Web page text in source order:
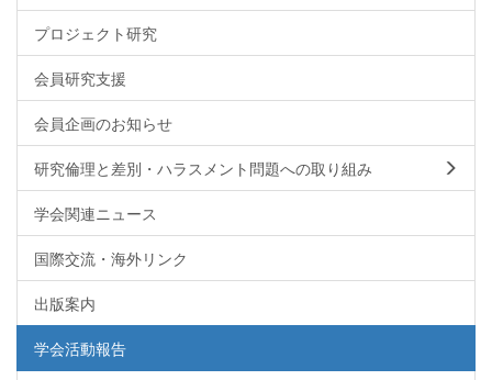
プロジェクト研究
会員研究支援
会員企画のお知らせ
研究倫理と差別・ハラスメント問題への取り組み
学会関連ニュース
国際交流・海外リンク
出版案内
学会活動報告